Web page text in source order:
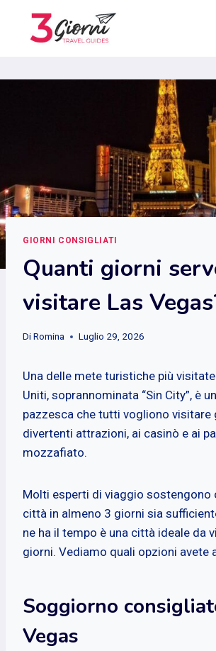
contenuto
GIORNI CONSIGLIATI
Quanti giorni
visitare Las
DiRomina Luglio 29, 2026
Una delle mete turistiche più
Uniti, soprannominata “Sin City”, è
pazzesca che tutti vogliono visitare
divertenti attrazioni, ai casinò e ai
mozzafiato.
Molti esperti di viaggio sostengono
città in almeno 3 giorni sia
ne ha il tempo è una città ideale da
giorni. Vediamo quali opzioni avete
Soggiorno
Vegas